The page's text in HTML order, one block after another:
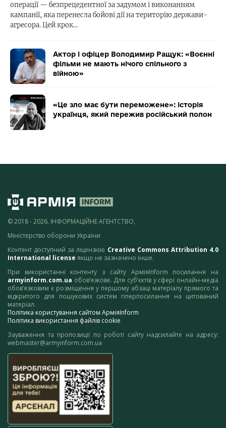
операції — безпрецедентної за задумом і виконанням
кампанії, яка перенесла бойові дії на територію держави-
агресора. Цей крок…
Актор і офіцер Володимир Ращук: «Воєнні
фільми не мають нічого спільного з
війною»
«Це зло має бути переможене»: історія
українця, який пережив російський полон
© 2018 - 2026, ІНФОРМАЦІЙНЕ АГЕНТСТВО,
Міністерство оборони України
Контент доступний за ліцензією Creative Commons Attribution 4.0
International license якщо не зазначено інше.
При використанні контенту з сайту АрміяInform посилання на
armyinform.com.ua обов’язкове. Для суб’єктів у сфері онлайн-медіа
обов’язковим є розміщення у першому абзаці матеріалу прямого та
відкритого для пошукових систем гіперпосилання на цитований
матеріал.
Політика користування сайтом АрміяInform
Політика використання файлів cookie
Зауваження та пропозиції по роботі сайту надсилайте на адресу:
webmaster@armyinform.com.ua